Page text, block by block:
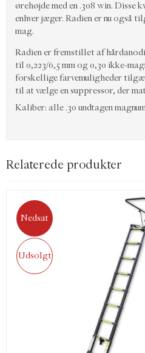
ørehøjde med en .308 win. Disse
enhver jæger. Radien er nu også
mag.
Radien er fremstillet af
til 0,223/6,5 mm og 0,30 ikke-
forskellige farvemuligheder
til at vælge en suppressor, der
Kaliber: alle .30 undtagen
Relaterede produkter
Nedsat
Udsolgt